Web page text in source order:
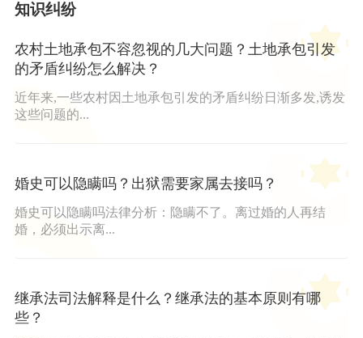
知识纠纷
农村土地承包不容忽视的几大问题？土地承包引发
的矛盾纠纷怎么解决？
近年来,一些农村因土地承包引发的矛盾纠纷日渐多发,诱发
这些问题的...
婚史可以隐瞒吗？出狱需要家属去接吗？
婚史可以隐瞒吗法律分析：隐瞒不了。离过婚的人再结
婚，必须出示离...
继承法司法解释是什么？继承法的基本原则有哪
些？